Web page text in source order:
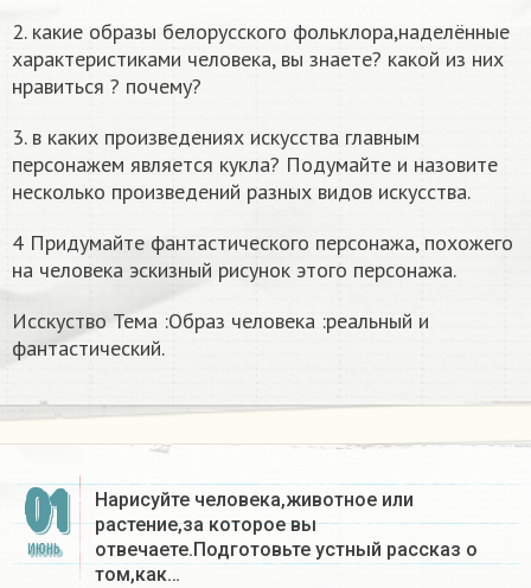
2. какие образы белорусского фольклора,наделённые
характеристиками человека, вы знаете? какой из них
нравиться ? почему?
3. в каких произведениях искусства главным
персонажем является кукла? Подумайте и назовите
несколько произведений разных видов искусства.
4 Придумайте фантастического персонажа, похожего
на человека эскизный рисунок этого персонажа.
Исскуство Тема :Образ человека :реальный и
фантастический.
01
ИЮНЬ
Нарисуйте человека,животное или
растение,за которое вы
отвечаете.Подготовьте устный рассказ о
том,как…